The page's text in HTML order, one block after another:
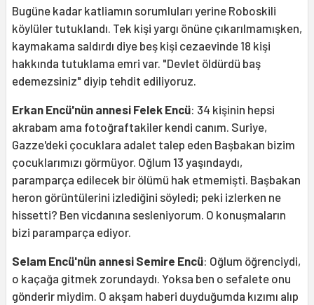
Bugüne kadar katliamın sorumluları yerine Roboskili
köylüler tutuklandı. Tek kişi yargı önüne çıkarılmamışken,
kaymakama saldırdı diye beş kişi cezaevinde 18 kişi
hakkında tutuklama emri var. "Devlet öldürdü baş
edemezsiniz" diyip tehdit ediliyoruz.
Erkan Encü'nün annesi Felek Encü: 34 kişinin hepsi
akrabam ama fotoğraftakiler kendi canım. Suriye,
Gazze'deki çocuklara adalet talep eden Başbakan bizim
çocuklarımızı görmüyor. Oğlum 13 yaşındaydı,
paramparça edilecek bir ölümü hak etmemişti. Başbakan
heron görüntülerini izlediğini söyledi; peki izlerken ne
hissetti? Ben vicdanına sesleniyorum. O konuşmaların
bizi paramparça ediyor.
Selam Encü'nün annesi Semire Encü: Oğlum öğrenciydi,
o kaçağa gitmek zorundaydı. Yoksa ben o sefalete onu
gönderir miydim. O akşam haberi duyduğumda kızımı alıp